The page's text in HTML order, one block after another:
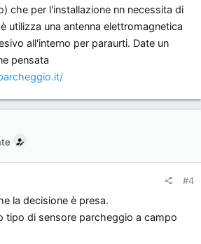
che per l'installazione nn necessita di
utilizza una antenna elettromagnetica
all'interno per paraurti. Date un
pensata
#4
la decisione è presa.
tipo di sensore parcheggio a campo